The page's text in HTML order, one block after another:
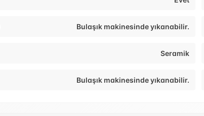
Bulaşık makinesinde yıkanabilir.
Seramik
Bulaşık makinesinde yıkanabilir.